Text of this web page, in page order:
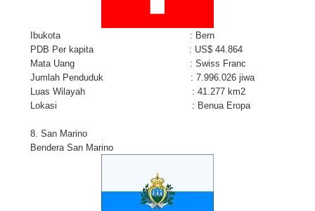
Ibukota : Bern
PDB Per kapita : US$ 44.864
Mata Uang : Swiss Franc
Jumlah Penduduk : 7.996.026 jiwa
Luas Wilayah : 41.277 km2
Lokasi : Benua Eropa
8. San Marino
Bendera San Marino